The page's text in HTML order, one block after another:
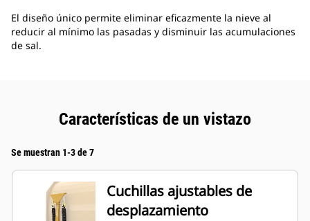
El diseño único permite eliminar eficazmente la nieve al
reducir al mínimo las pasadas y disminuir las acumulaciones
de sal.
Características de un vistazo
Se muestran 1-3 de 7
Cuchillas ajustables de
desplazamiento